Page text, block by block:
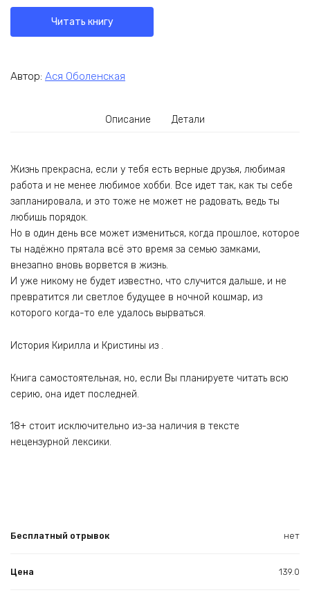
Читать книгу
Автор: Ася Оболенская
Описание Детали
Жизнь прекрасна, если у тебя есть верные друзья, любимая
работа и не менее любимое хобби. Все идет так, как ты себе
запланировала, и это тоже не может не радовать, ведь ты
любишь порядок.
Но в один день все может измениться, когда прошлое, которое
ты надёжно прятала всё это время за семью замками,
внезапно вновь ворвется в жизнь.
И уже никому не будет известно, что случится дальше, и не
превратится ли светлое будущее в ночной кошмар, из
которого когда-то еле удалось вырваться.
История Кирилла и Кристины из .
Книга самостоятельная, но, если Вы планируете читать всю
серию, она идет последней.
18+ стоит исключительно из-за наличия в тексте
нецензурной лексики.
Бесплатный отрывок нет
Цена 139.0